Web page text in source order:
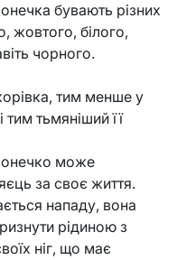
бувають різних
жовтого, білого,
чорного.
тим менше у
тим тьмяніший її
може
за своє життя.
нападу, вона
рідиною з
ніг, що має